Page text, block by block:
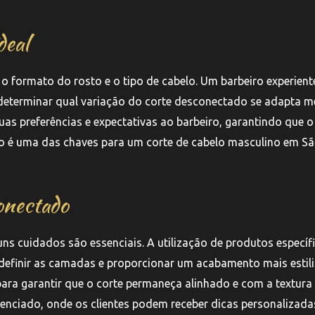
formato do rosto e o tipo de cabelo. Um barbeiro
qual variação do corte desconectado se adapta
preferências e expectativas ao barbeiro, garantindo que o
uma das chaves para um corte de cabelo masculino em
cuidados são essenciais. A utilização de produtos
as camadas e proporcionar um acabamento mais
garantir que o corte permaneça alinhado e com a textura
onde os clientes podem receber dicas